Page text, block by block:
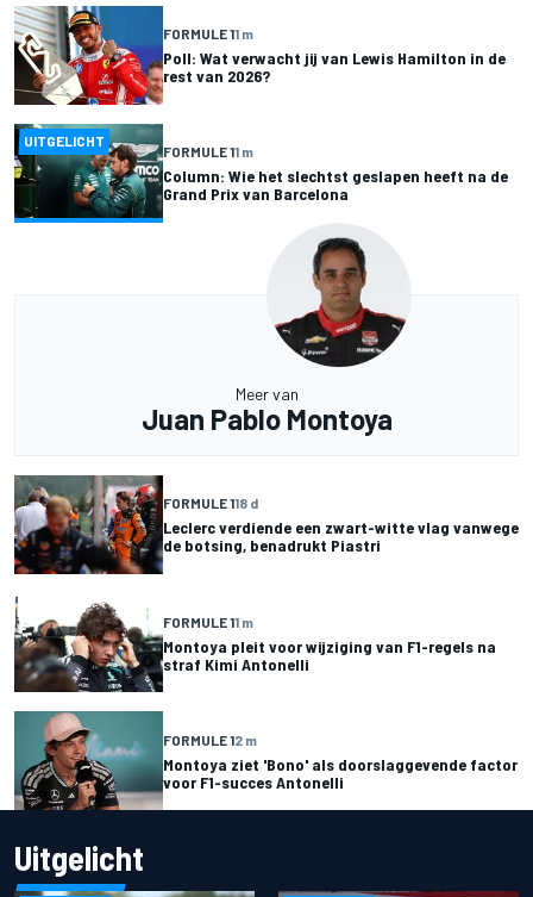
FORMULE 11 m
Poll: Wat verwacht jij van Lewis Hamilton in de
rest van 2026?
UITGELICHT
FORMULE 11 m
Column: Wie het slechtst geslapen heeft na de
Grand Prix van Barcelona
Meer van
Juan Pablo Montoya
FORMULE 118 d
Leclerc verdiende een zwart-witte vlag vanwege
de botsing, benadrukt Piastri
FORMULE 11 m
Montoya pleit voor wijziging van F1-regels na
straf Kimi Antonelli
FORMULE 12 m
Montoya ziet 'Bono' als doorslaggevende factor
voor F1-succes Antonelli
Uitgelicht